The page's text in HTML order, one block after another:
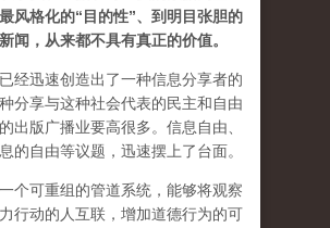
风格化的“目的性”、到明目张胆的
闻，从来都不具有真正的价值。
经迅速创造出了一种信息分享者的
分享与这种社会代表的民主和自由
出版广播业要高很多。信息自由、
的自由等议题，迅速摆上了台面。
个可重组的管道系统，能够将观察
行动的人互联，增加道德行为的可